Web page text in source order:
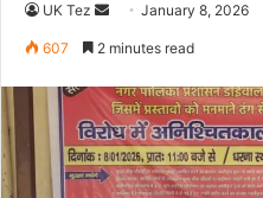
UK Tez
d
a
n
e
January 8, 2026
607 2 minutes read